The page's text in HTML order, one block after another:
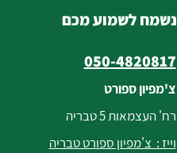
נשמח לשמוע מכם
050-4820817
צ'מפיון ספורט
רח' העצמאות 5 טבריה
וייז : צ'מפיון ספורט טבריה